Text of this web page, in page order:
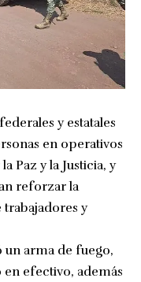
y estatales
en operativos
Paz y la Justicia, y
reforzar la
y
un arma de fuego,
en efectivo, además